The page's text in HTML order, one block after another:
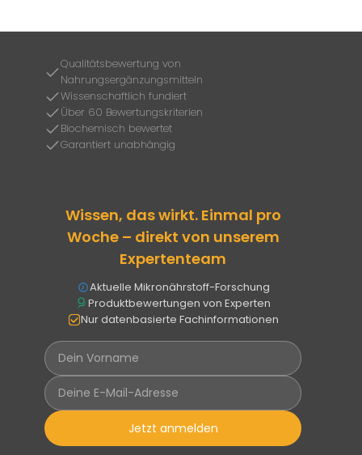
Qualitätsbewertung von
Nahrungsergänzungsmitteln
Wissenschaftlich fundiert
Über 60 Bewertungskriterien
Biochemisch bewertet
Garantiert unabhängig
Wissen, das wirkt. Einmal pro
Woche – direkt von unserem
Expertenteam
Aktuelle Mikronährstoff-Forschung
Produktbewertungen von Experten
Nur datenbasierte Fachinformationen
Jetzt anmelden